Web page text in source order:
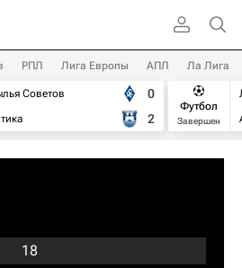
РПЛ Лига Европы АПЛ Ла Лига
Советов
0
2
Футбол
Завершен
18